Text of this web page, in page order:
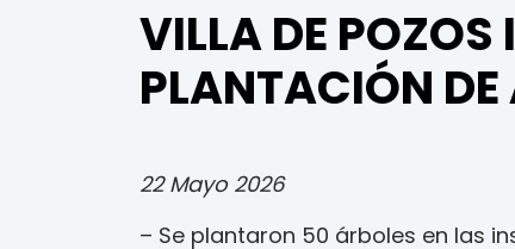
VILLA DE
PLANTACIÓN DE
22 Mayo 2026
– Se plantaron 50 árboles en las